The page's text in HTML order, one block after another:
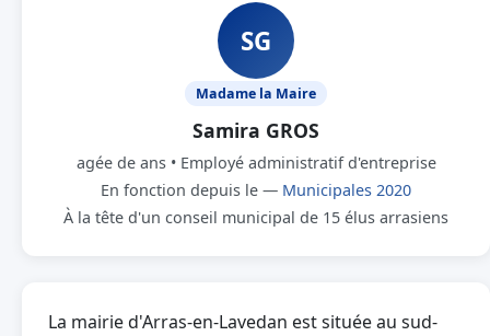
SG
Madame la Maire
Samira GROS
agée de ans • Employé administratif d'entreprise
En fonction depuis le — Municipales 2020
À la tête d'un conseil municipal de 15 élus arrasiens
La mairie d'Arras-en-Lavedan est située au sud-